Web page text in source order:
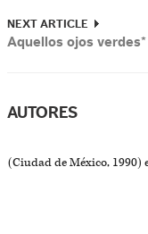
NEXT ARTICLE
Aquellos ojos verdes*
AUTORES
(Ciudad de México, 1990)